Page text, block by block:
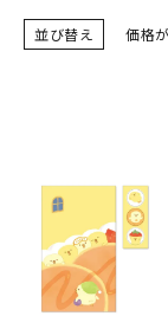
モチーフから探す
INFORMATION
お知らせ
ご利用ガイド
並び替え 価格